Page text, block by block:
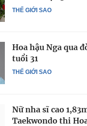
THẾ GIỚI SAO
THẾ GIỚI SAO
Hoa hậu Nga qua
tuổi 31
Nữ nha sĩ cao
Taekwondo thi